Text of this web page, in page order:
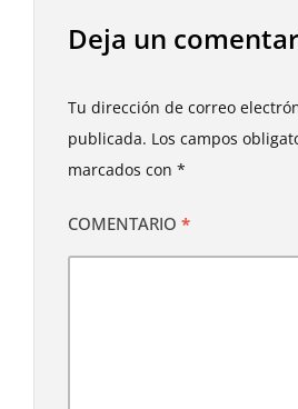
Deja un
Tu dirección de correo
publicada. Los campos
marcados con *
COMENTARIO *